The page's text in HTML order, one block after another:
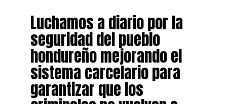
Luchamos a diario por la
seguridad del pueblo
hondureño mejorando el
sistema carcelario para
garantizar que los